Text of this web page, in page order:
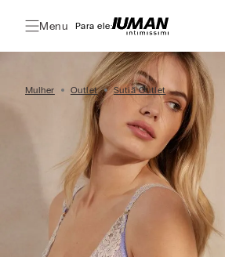
Menu Para ele:
Mulher Outlet Sutiã Outlet